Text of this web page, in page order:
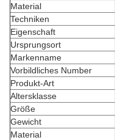
Material
Techniken
Eigenschaft
Ursprungsort
Markenname
Vorbildliches Number
Produkt-Art
Altersklasse
Größe
Gewicht
Material